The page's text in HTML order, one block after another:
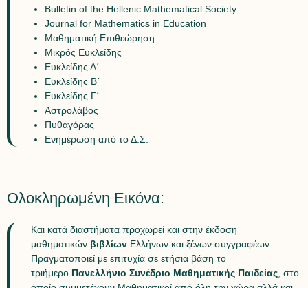
Bulletin of the Hellenic Mathematical Society
Journal for Mathematics in Education
Μαθηματική Επιθεώρηση
Μικρός Ευκλείδης
Ευκλείδης Α΄
Ευκλείδης Β΄
Ευκλείδης Γ΄
Αστρολάβος
Πυθαγόρας
Ενημέρωση από το Δ.Σ.
Ολοκληρωμένη Εικόνα:
Και κατά διαστήματα προχωρεί και στην έκδοση
μαθηματικών βιβλίων Ελλήνων και ξένων συγγραφέων.
Πραγματοποιεί με επιτυχία σε ετήσια βάση το
τριήμερο Πανελλήνιο Συνέδριο Μαθηματικής Παιδείας , στο